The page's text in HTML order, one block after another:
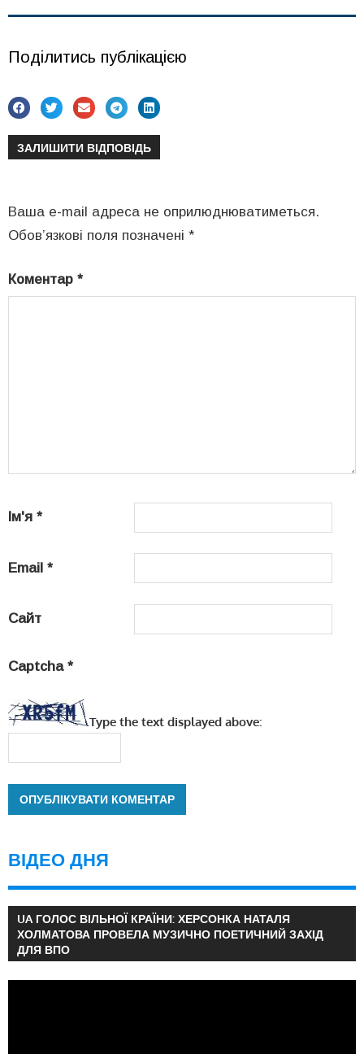
Поділитись публікацією
ЗАЛИШИТИ ВІДПОВІДЬ
Ваша e-mail адреса не оприлюднюватиметься.
Обов’язкові поля позначені *
Коментар *
Ім'я *
Email *
Сайт
Captcha *
Type the text displayed above:
ВІДЕО ДНЯ
UA ГОЛОС ВІЛЬНОЇ КРАЇНИ: ХЕРСОНКА НАТАЛЯ
ХОЛМАТОВА ПРОВЕЛА МУЗИЧНО ПОЕТИЧНИЙ ЗАХІД
ДЛЯ ВПО